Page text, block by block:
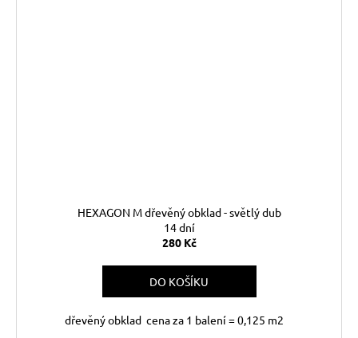
HEXAGON M dřevěný obklad - světlý dub
14 dní
280 Kč
DO KOŠÍKU
dřevěný obklad cena za 1 balení = 0,125 m2